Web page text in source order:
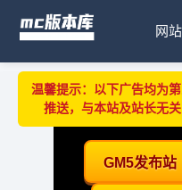
网
温馨提示：以下广告均为
推送，与本站及站长无